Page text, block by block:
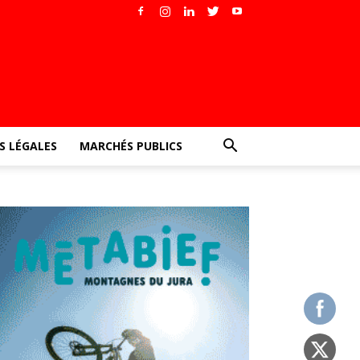
LÉGALES MARCHÉS PUBLICS